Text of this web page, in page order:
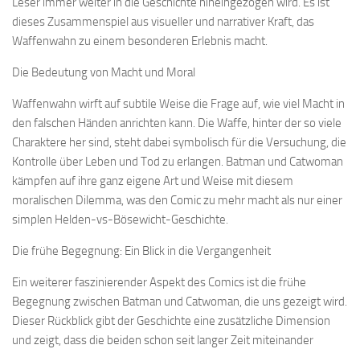
dieses Zusammenspiel aus visueller und narrativer Kraft, das
Waffenwahn zu einem besonderen Erlebnis macht.
Die Bedeutung von Macht und Moral
Waffenwahn wirft auf subtile Weise die Frage auf, wie viel Macht in
den falschen Händen anrichten kann. Die Waffe, hinter der so viele
Charaktere her sind, steht dabei symbolisch für die Versuchung, die
Kontrolle über Leben und Tod zu erlangen. Batman und Catwoman
kämpfen auf ihre ganz eigene Art und Weise mit diesem
moralischen Dilemma, was den Comic zu mehr macht als nur einer
simplen Helden-vs-Bösewicht-Geschichte.
Die frühe Begegnung: Ein Blick in die Vergangenheit
Ein weiterer faszinierender Aspekt des Comics ist die frühe
Begegnung zwischen Batman und Catwoman, die uns gezeigt wird.
Dieser Rückblick gibt der Geschichte eine zusätzliche Dimension
und zeigt, dass die beiden schon seit langer Zeit miteinander